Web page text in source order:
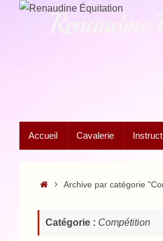
Passer
Renaudine
contenu
Accueil Cavalerie
Accueil
Archive par catégorie
Catégorie : Compétition